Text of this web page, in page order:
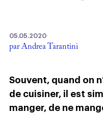
05.05.2020
par Andrea Tarantini
Souvent, quand on
de cuisiner, il est
manger, de ne